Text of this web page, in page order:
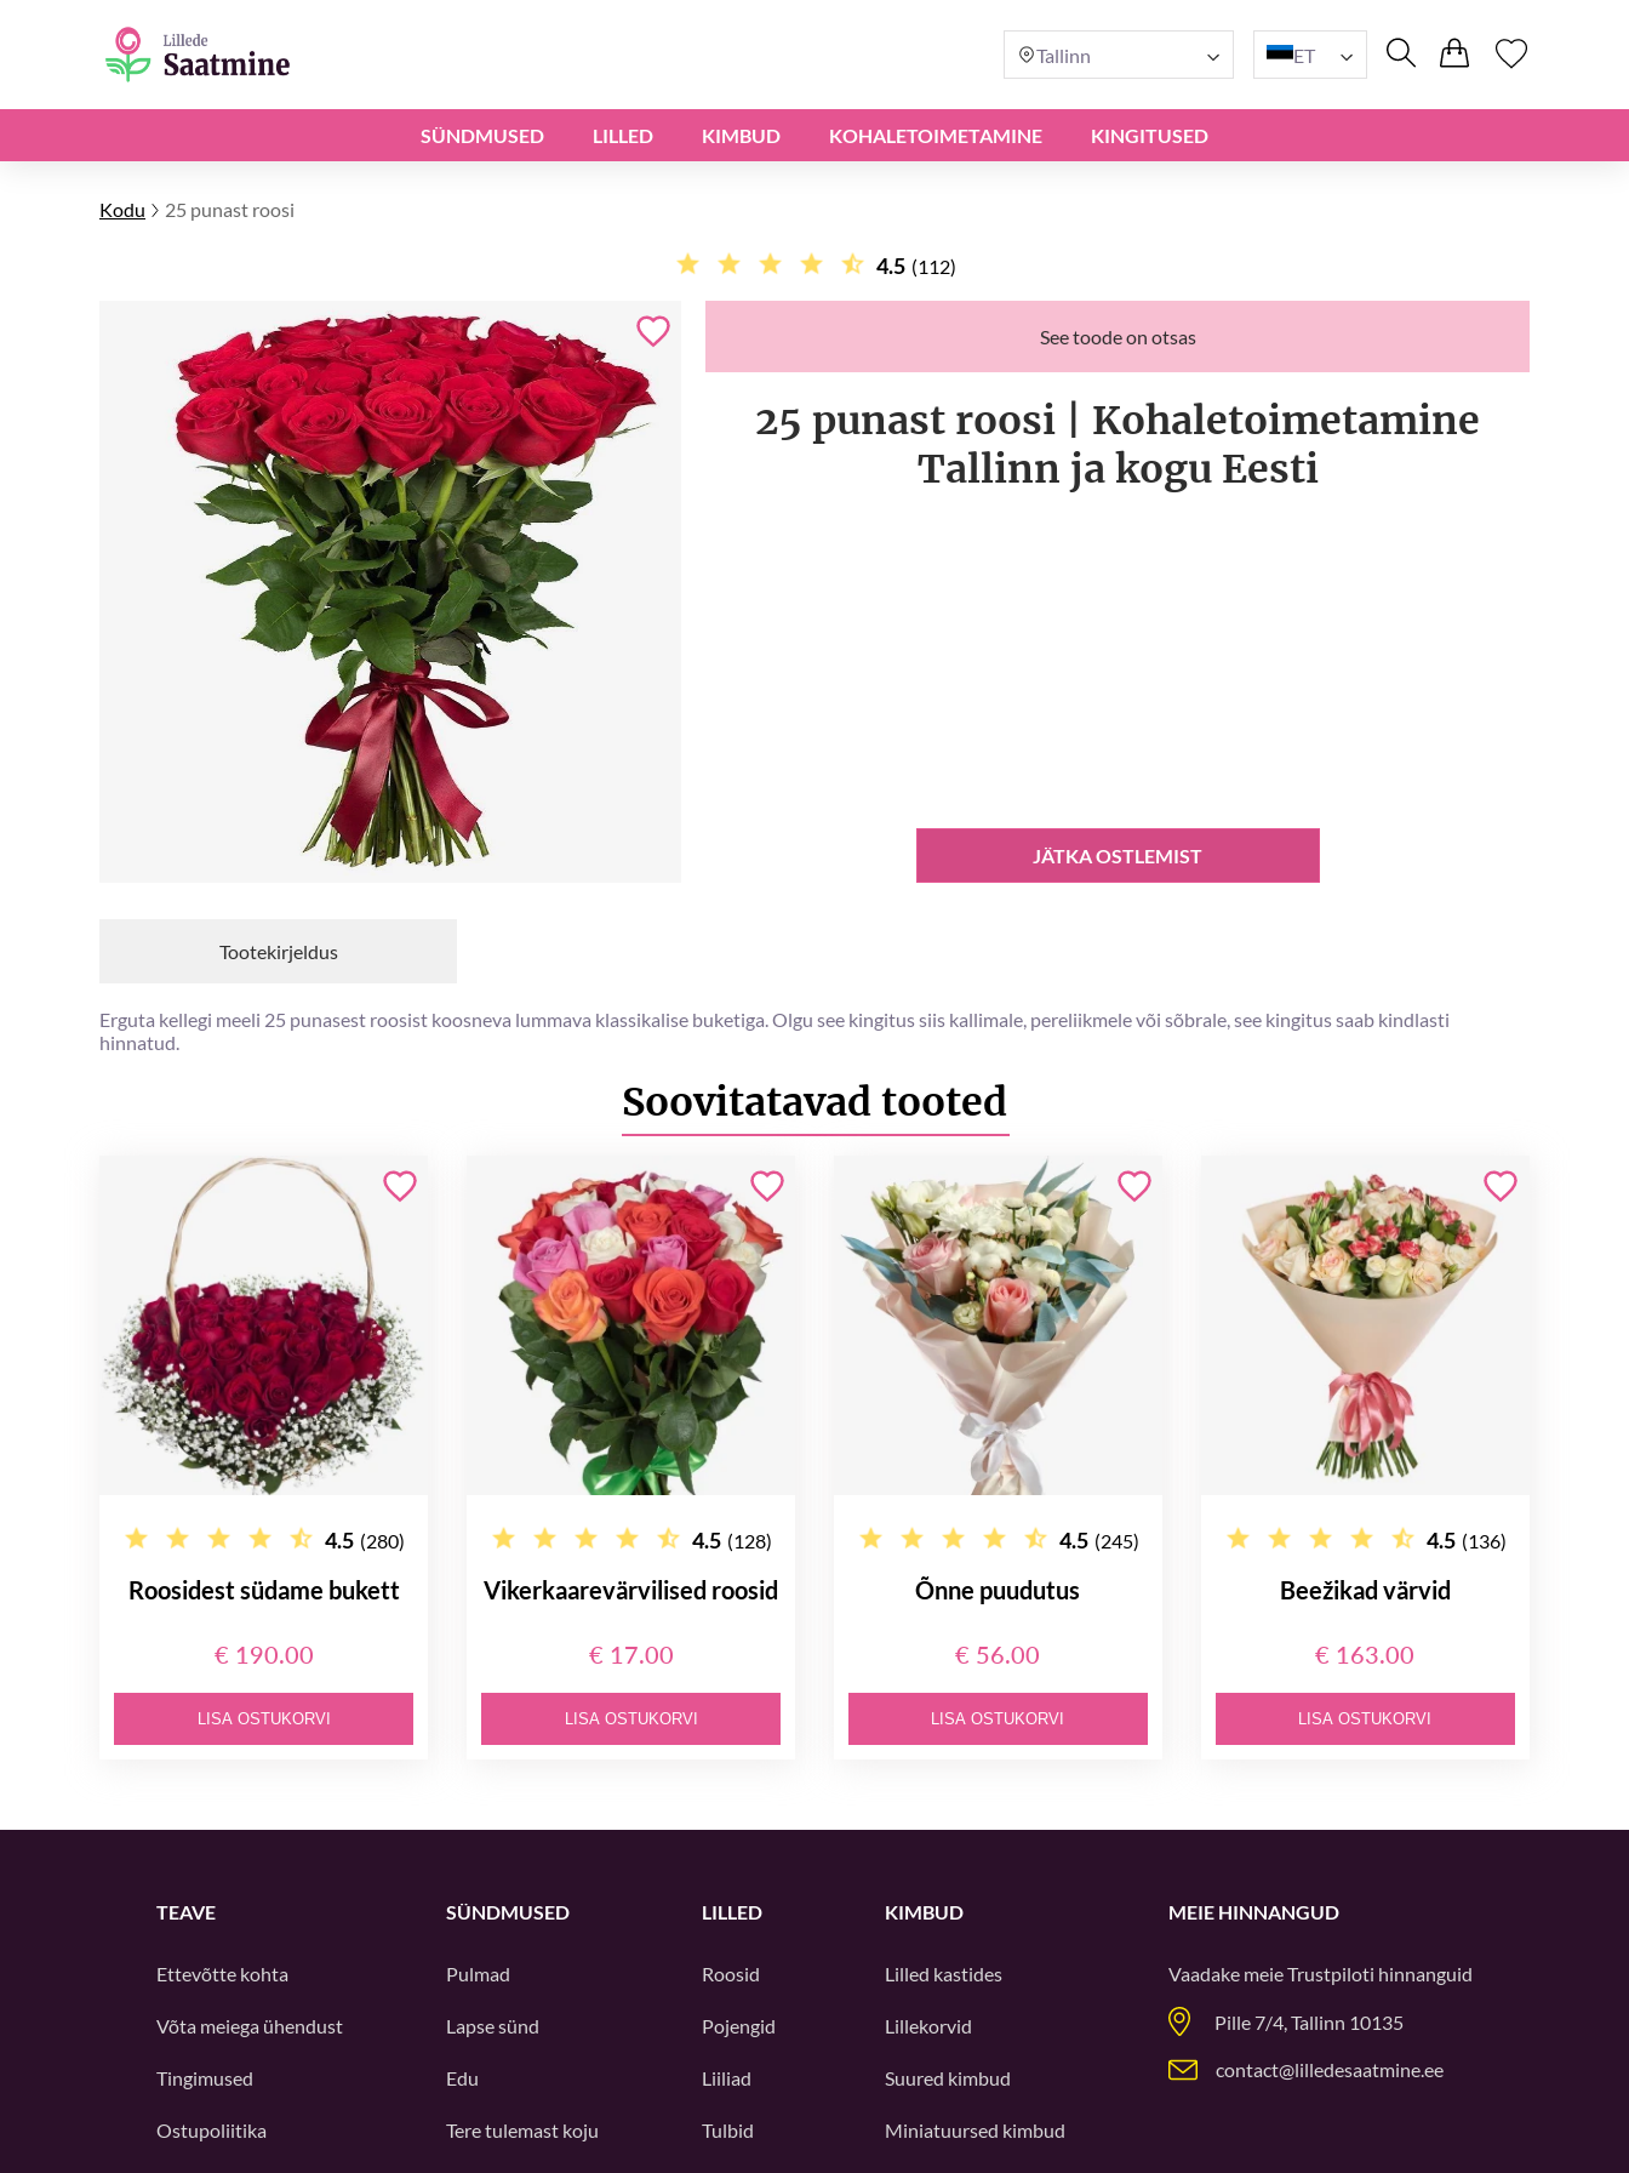
Tallinn ET
SÜNDMUSED LILLED KIMBUD KOHALETOIMETAMINE KINGITUSED
Kodu 25 punast roosi
4.5 (112)
See toode on otsas
25 punast roosi | Kohaletoimetamine
Tallinn ja kogu Eesti
JÄTKA OSTLEMIST
Tootekirjeldus
Erguta kellegi meeli 25 punasest roosist koosneva lummava klassikalise buketiga. Olgu see kingitus siis kallimale, pereliikmele või sõbrale, see kingitus saab kindlasti
hinnatud.
Soovitatavad tooted
4.5 (280)
Roosidest südame bukett
€ 190.00
LISA OSTUKORVI
4.5 (128)
Vikerkaarevärvilised roosid
€ 17.00
LISA OSTUKORVI
4.5 (245)
Õnne puudutus
€ 56.00
LISA OSTUKORVI
4.5 (136)
Beežikad värvid
€ 163.00
LISA OSTUKORVI
TEAVE
Ettevõtte kohta
Võta meiega ühendust
Tingimused
Ostupoliitika
SÜNDMUSED
Pulmad
Lapse sünd
Edu
Tere tulemast koju
LILLED
Roosid
Pojengid
Liiliad
Tulbid
KIMBUD
Lilled kastides
Lillekorvid
Suured kimbud
Miniatuursed kimbud
MEIE HINNANGUD
Vaadake meieTrustpiloti hinnanguid
Pille 7/4, Tallinn 10135
contact@lilledesaatmine.ee